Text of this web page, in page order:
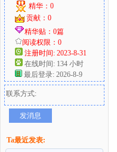
好
精华：0
贡献：0
精华贴：0篇
阅读权限：0
注册时间: 2023-8-31
在线时间: 134 小时
最后登录: 2026-8-9
联系方式:
发消息
Ta最近发表: